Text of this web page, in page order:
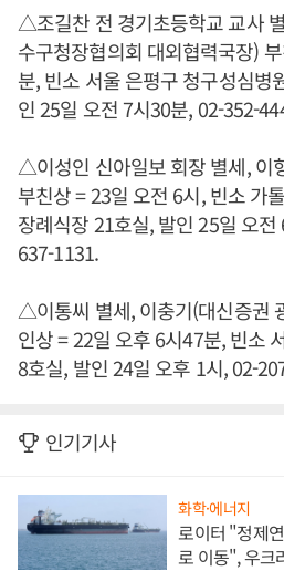
△조길찬 전 경기초등학교 교사
수구청장협의회 대외협력국장)
분, 빈소 서울 은평구 청구성심병
인 25일 오전 7시30분, 02-352-
△이성인 신아일보 회장 별세, 이
부친상 = 23일 오전 6시, 빈소 가
장례식장 21호실, 발인 25일 오
637-1131.
△이통씨 별세, 이충기(대신증권
인상 = 22일 오후 6시47분, 빈소
8호실, 발인 24일 오후 1시, 02-
인기기사
화학·에너지
로이터 "정제
로 이동", 우크